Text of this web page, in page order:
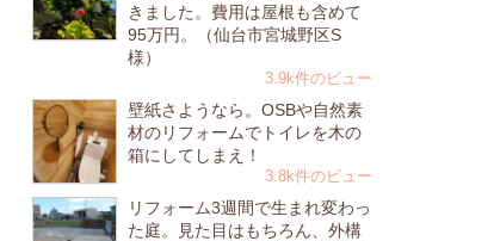
きました。費用は屋根も含めて
95万円。（仙台市宮城野区S
様）
3.9k件のビュー
壁紙さようなら。OSBや自然素
材のリフォームでトイレを木の
箱にしてしまえ！
3.8k件のビュー
リフォーム3週間で生まれ変わっ
た庭。見た目はもちろん、外構